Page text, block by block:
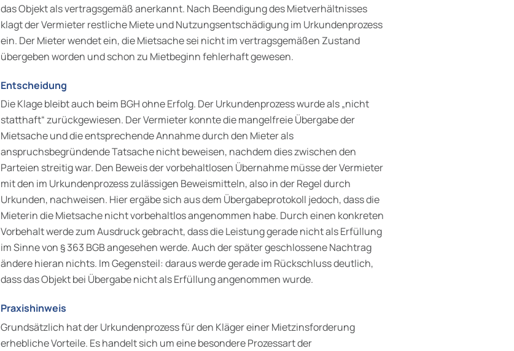
das Objekt als vertragsgemäß anerkannt. Nach Beendigung des Mietverhältnisses
klagt der Vermieter restliche Miete und Nutzungsentschädigung im Urkundenprozess
ein. Der Mieter wendet ein, die Mietsache sei nicht im vertragsgemäßen Zustand
übergeben worden und schon zu Mietbeginn fehlerhaft gewesen.
Entscheidung
Die Klage bleibt auch beim BGH ohne Erfolg. Der Urkundenprozess wurde als „nicht
statthaft“ zurückgewiesen. Der Vermieter konnte die mangelfreie Übergabe der
Mietsache und die entsprechende Annahme durch den Mieter als
anspruchsbegründende Tatsache nicht beweisen, nachdem dies zwischen den
Parteien streitig war. Den Beweis der vorbehaltlosen Übernahme müsse der Vermieter
mit den im Urkundenprozess zulässigen Beweismitteln, also in der Regel durch
Urkunden, nachweisen. Hier ergäbe sich aus dem Übergabeprotokoll jedoch, dass die
Mieterin die Mietsache nicht vorbehaltlos angenommen habe. Durch einen konkreten
Vorbehalt werde zum Ausdruck gebracht, dass die Leistung gerade nicht als Erfüllung
im Sinne von § 363 BGB angesehen werde. Auch der später geschlossene Nachtrag
ändere hieran nichts. Im Gegensteil: daraus werde gerade im Rückschluss deutlich,
dass das Objekt bei Übergabe nicht als Erfüllung angenommen wurde.
Praxishinweis
Grundsätzlich hat der Urkundenprozess für den Kläger einer Mietzinsforderung
erhebliche Vorteile. Es handelt sich um eine besondere Prozessart der